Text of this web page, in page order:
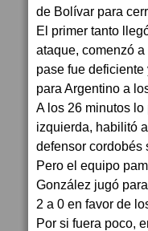
de Bolívar para
El primer tanto
ataque, comenzó
pase fue
para Argentino a
A los 26 minutos
izquierda, habilitó
defensor cordobés
Pero el equipo
González jugó
2 a 0 en favor de
Por si fuera poco,